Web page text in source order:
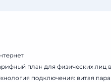
план для физических лиц
подключения: витая пара